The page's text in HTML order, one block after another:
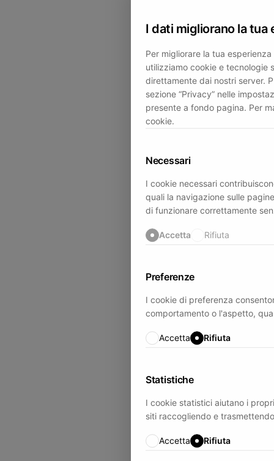
I dati migliorano la tua
Per migliorare la tua
utilizziamo cookie e tecnologie
direttamente dai nostri server.
sezione “Privacy” nelle
presente a fondo pagina. Per
cookie.
Necessari
I cookie necessari
quali la navigazione sulle
di funzionare correttamente
Accetta Rifiuta
Preferenze
I cookie di preferenza
comportamento o l'aspetto,
Accetta Rifiuta
Statistiche
I cookie statistici aiutano i
siti raccogliendo e
Accetta Rifiuta